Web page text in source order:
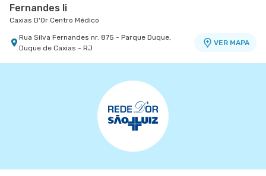
Fernandes Ii
Caxias D'Or Centro Médico
Rua Silva Fernandes nr. 875 - Parque Duque,
Duque de Caxias - RJ
VER MAPA
Centro Médico Glória D'Or- Unidade Glória
Rua da Gloria nr. 122 5° Andar - Gloria, Rio de
Centro Médico Niteroi D'Or- Unidade Icaraí
Rua Mariz e Barros nr. 550 - Icarai, Niteroi - RJ